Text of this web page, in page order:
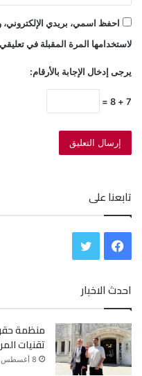
احفظ اسمي، بريدي الإلكتروني،
لاستخدامها المرة المقبلة في
يرجى إدخال الإجابة بالأرقام:
7 + 8 =
تابعنا على
ب
و
ت
ر
احدث الاخبار
منظمة
تقنيات
8 أغسطس، 2026